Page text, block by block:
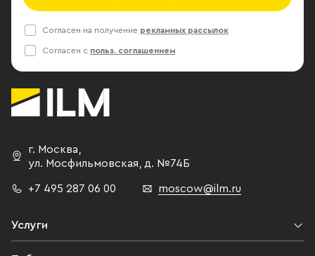
Согласен на получение рекламных рассылок
Согласен с польз. соглашением
г. Москва,
ул. Мосфильмовская, д. №74Б
+7 495 287 06 00 moscow@ilm.ru
Услуги